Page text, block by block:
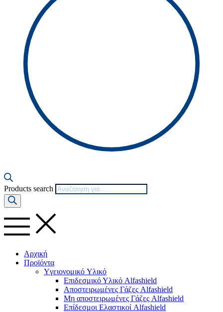
Products search
Αρχική
Προϊόντα
Yγειονομικό Yλικό
Επιδεσμικό Υλικό Alfashield
Αποστειρωμένες Γάζες Alfashield
Μη αποστειρωμένες Γάζες Alfashield
Επίδεσμοι Ελαστικοί Alfashield